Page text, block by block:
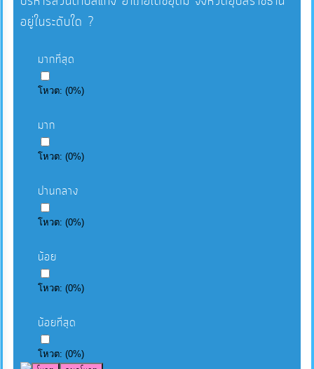
อยู่ในระดับใด ?
มากที่สุด
โหวต:(0%)
มาก
โหวต:(0%)
ปานกลาง
โหวต:(0%)
น้อย
โหวต:(0%)
น้อยที่สุด
โหวต:(0%)